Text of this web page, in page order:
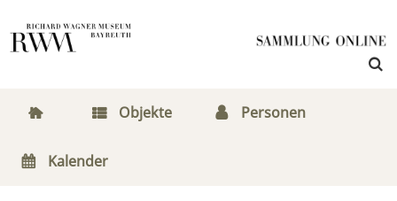
Objekte Personen
Kalender